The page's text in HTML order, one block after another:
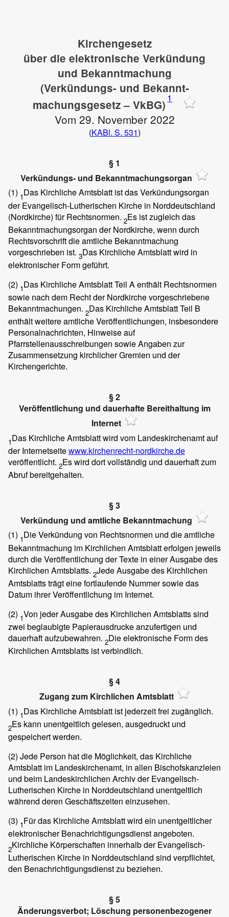
Kirchengesetz
über die elektronische Verkündung
und Bekanntmachung
(Verkündungs- und Bekannt-
machungsgesetz – VkBG) 1
Vom 29. November 2022
(KABl. S. 531)
§ 1
Verkündungs- und Bekanntmachungsorgan
(1) 1Das Kirchliche Amtsblatt ist das Verkündungsorgan
der Evangelisch-Lutherischen Kirche in Norddeutschland
(Nordkirche) für Rechtsnormen. 2Es ist zugleich das
Bekanntmachungsorgan der Nordkirche, wenn durch
Rechtsvorschrift die amtliche Bekanntmachung
vorgeschrieben ist. 3Das Kirchliche Amtsblatt wird in
elektronischer Form geführt.
(2) 1Das Kirchliche Amtsblatt Teil A enthält Rechtsnormen
sowie nach dem Recht der Nordkirche vorgeschriebene
Bekanntmachungen. 2Das Kirchliche Amtsblatt Teil B
enthält weitere amtliche Veröffentlichungen, insbesondere
Personalnachrichten, Hinweise auf
Pfarrstellenausschreibungen sowie Angaben zur
Zusammensetzung kirchlicher Gremien und der
Kirchengerichte.
§ 2
Veröffentlichung und dauerhafte Bereithaltung im
Internet
1Das Kirchliche Amtsblatt wird vom Landeskirchenamt auf
der Internetseitewww.kirchenrecht-nordkirche.de
veröffentlicht. 2Es wird dort vollständig und dauerhaft zum
Abruf bereitgehalten.
§ 3
Verkündung und amtliche Bekanntmachung
(1) 1Die Verkündung von Rechtsnormen und die amtliche
Bekanntmachung im Kirchlichen Amtsblatt erfolgen jeweils
durch die Veröffentlichung der Texte in einer Ausgabe des
Kirchlichen Amtsblatts. 2Jede Ausgabe des Kirchlichen
Amtsblatts trägt eine fortlaufende Nummer sowie das
Datum ihrer Veröffentlichung im Internet.
(2) 1Von jeder Ausgabe des Kirchlichen Amtsblatts sind
zwei beglaubigte Papierausdrucke anzufertigen und
dauerhaft aufzubewahren. 2Die elektronische Form des
Kirchlichen Amtsblatts ist verbindlich.
§ 4
Zugang zum Kirchlichen Amtsblatt
(1) 1Das Kirchliche Amtsblatt ist jederzeit frei zugänglich.
2Es kann unentgeltlich gelesen, ausgedruckt und
gespeichert werden.
(2) Jede Person hat die Möglichkeit, das Kirchliche
Amtsblatt im Landeskirchenamt, in allen Bischofskanzleien
und beim Landeskirchlichen Archiv der Evangelisch-
Lutherischen Kirche in Norddeutschland unentgeltlich
während deren Geschäftszeiten einzusehen.
(3) 1Für das Kirchliche Amtsblatt wird ein unentgeltlicher
elektronischer Benachrichtigungsdienst angeboten.
2Kirchliche Körperschaften innerhalb der Evangelisch-
Lutherischen Kirche in Norddeutschland sind verpflichtet,
den Benachrichtigungsdienst zu beziehen.
§ 5
Änderungsverbot; Löschung personenbezogener